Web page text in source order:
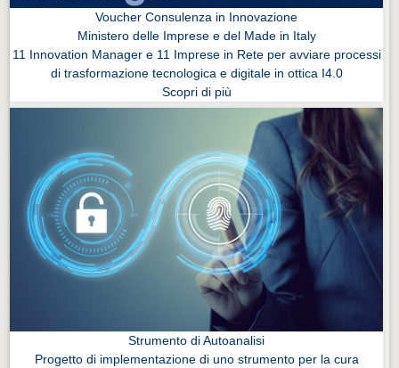
Voucher Consulenza in Innovazione
Ministero delle Imprese e del Made in Italy
11 Innovation Manager e 11 Imprese in Rete per avviare processi
di trasformazione tecnologica e digitale in ottica I4.0
Scopri di più
Strumento di Autoanalisi
Progetto di implementazione di uno strumento per la cura